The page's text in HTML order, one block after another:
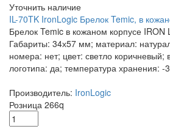
Уточнить наличие
IL-70TK IronLogic Брелок Temic, в
Брелок Temic в кожаном корпусе IRON
Габариты: 34х57 мм; материал:
номера: нет; цвет: светло коричневый;
логотипа: да; температура хранения:
Производитель: IronLogic
Розница 266q